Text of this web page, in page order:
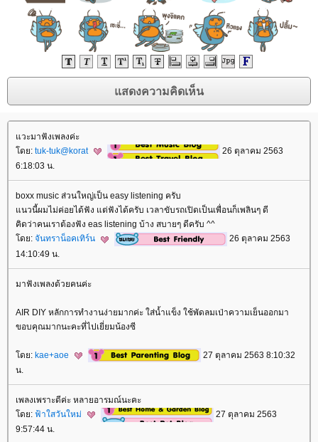
วะมาฟังเพลงค่ะ
ดย: tuk-tuk@korat
26 ตุลาคม 2563
6:18:03 น.
boxx music ส่วนใหญ่เป็น easy listening ครับ
นวนี้ผมไม่ค่อยได้ฟัง แต่ฟังได้ครับ เวลาขับรถเปิดเป็นเพื่อนก็เพลินๆ ดี
คิดว่าคนเราต้องฟัง eas listening บ้าง สบายๆ ดีครับ ^^
ดย: จันทราน็อคเทิร์น
26 ตุลาคม 2563
14:10:49 น.
มาฟังเพลงด้วยคนค่ะ
AIR DIY หลักการทำงานง่ายมากค่ะ ใส่น้ำแข็ง ใช้พัดลมเป่าความเย็นออกมา
ขอบคุณมากนะคะที่ไปเยี่ยมน้องซี
ดย: kae+aoe
27 ตุลาคม 2563 8:10:32
น.
เพลงเพราะดีค่ะ หลายอารมณ์นะคะ
ดย: ฟ้าใสวันใหม่
27 ตุลาคม 2563
9:57:44 น.